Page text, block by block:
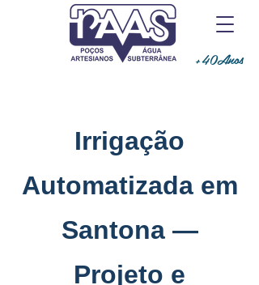
+40Anos
Irrigação
Automatizada em
Santona —
Projeto e